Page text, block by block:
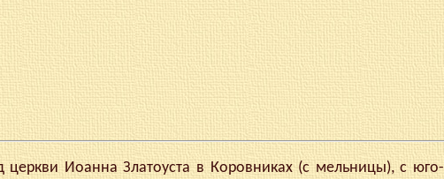
Иоанна Златоуста в Коровниках (с мельницы), с юго-